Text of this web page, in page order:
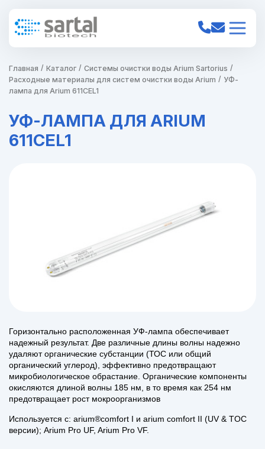
Главная Каталог
Системы очистки воды Arium Sartorius
Расходные материалы для систем очистки воды Arium
УФ-
лампа для Arium 611CEL1
УФ-ЛАМПА ДЛЯ ARIUM
611CEL1
Горизонтально расположенная УФ-лампа обеспечивает
надежный результат. Две различные длины волны надежно
удаляют органические субстанции (ТОС или общий
органический углерод), эффективно предотвращают
микробиологическое обрастание. Органические компоненты
окисляются длиной волны 185 нм, в то время как 254 нм
предотвращает рост мокроорганизмов
Используется с: arium®comfort I и arium comfort II (UV & TOC
версии); Arium Pro UF, Arium Pro VF.